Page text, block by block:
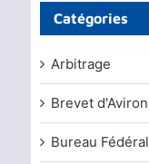
Catégories
Arbitrage
Brevet d'Aviron
Bureau Fédéral